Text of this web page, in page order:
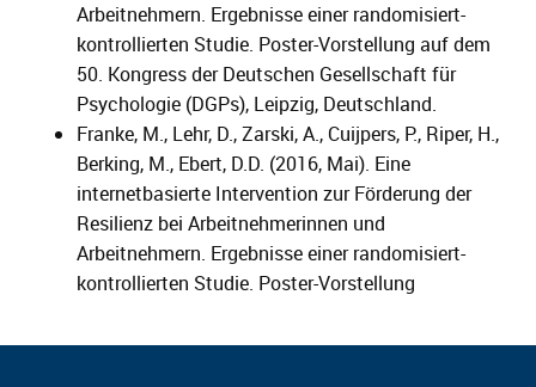
Arbeitnehmern. Ergebnisse einer randomisiert-
kontrollierten Studie. Poster-Vorstellung auf dem
50. Kongress der Deutschen Gesellschaft für
Psychologie (DGPs), Leipzig, Deutschland.
Franke, M., Lehr, D., Zarski, A., Cuijpers, P., Riper, H.,
Berking, M., Ebert, D.D. (2016, Mai). Eine
internetbasierte Intervention zur Förderung der
Resilienz bei Arbeitnehmerinnen und
Arbeitnehmern. Ergebnisse einer randomisiert-
kontrollierten Studie. Poster-Vorstellung